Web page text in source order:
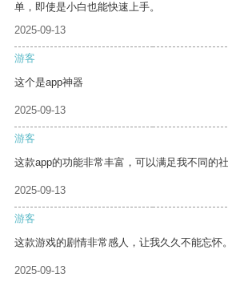
单，即使是小白也能快速上手。
2025-09-13
游客
这个是app神器
2025-09-13
游客
这款app的功能非常丰富，可以满足我不同的社
2025-09-13
游客
这款游戏的剧情非常感人，让我久久不能忘怀。
2025-09-13